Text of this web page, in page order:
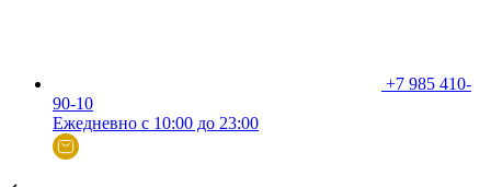
+7 985 410-
90-10
Ежедневно с 10:00 до 23:00